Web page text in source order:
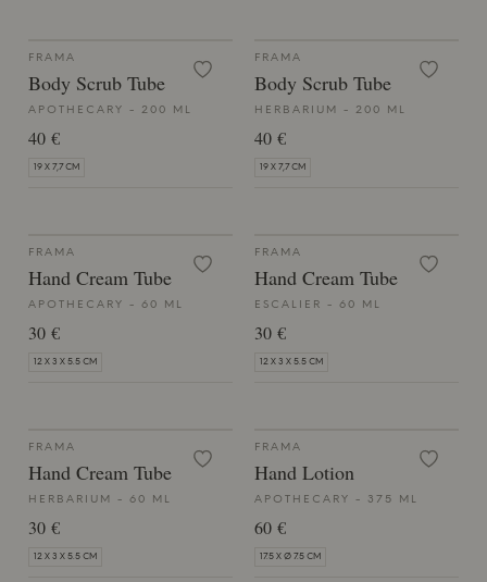
FRAMA
Body Scrub Tube
APOTHECARY - 200 ML
40 €
19 X 7,7 CM
FRAMA
Body Scrub Tube
HERBARIUM - 200 ML
40 €
19 X 7,7 CM
FRAMA
Hand Cream Tube
APOTHECARY - 60 ML
30 €
12 X 3 X 5.5 CM
FRAMA
Hand Cream Tube
ESCALIER - 60 ML
30 €
12 X 3 X 5.5 CM
FRAMA
Hand Cream Tube
HERBARIUM - 60 ML
30 €
12 X 3 X 5.5 CM
FRAMA
Hand Lotion
APOTHECARY - 375 ML
60 €
17.5 X Ø 7.5 CM